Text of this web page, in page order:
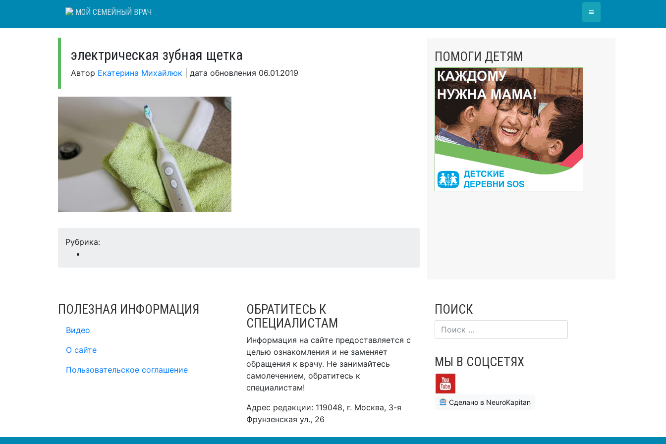
content
МОЙ СЕМЕЙНЫЙ ВРАЧ ≡
электрическая зубная щетка
Автор Екатерина Михайлюк дата обновления 06.01.2019
Рубрика:
ПОМОГИ ДЕТЯМ
ПОЛЕЗНАЯ ИНФОРМАЦИЯ
Видео
О сайте
Пользовательское соглашение
ОБРАТИТЕСЬ К
СПЕЦИАЛИСТАМ
Информация на сайте предоставляется с
целью ознакомления и не заменяет
обращения к врачу. Не занимайтесь
самолечением, обратитесь к
специалистам!
Адрес редакции: 119048, г. Москва, 3-я
Фрунзенская ул., 26
ПОИСК
МЫ В СОЦСЕТЯХ
Сделано в NeuroKapitan